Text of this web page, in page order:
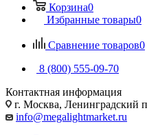
Корзина0
Избранные товары0
Сравнение товаров0
8 (800) 555-09-70
Контактная информация
г. Москва, Ленинградский
info@megalightmarket.ru